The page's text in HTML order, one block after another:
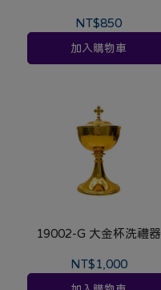
NT$850
加入購物車
19002-G 大金杯洗禮器
NT$1,000